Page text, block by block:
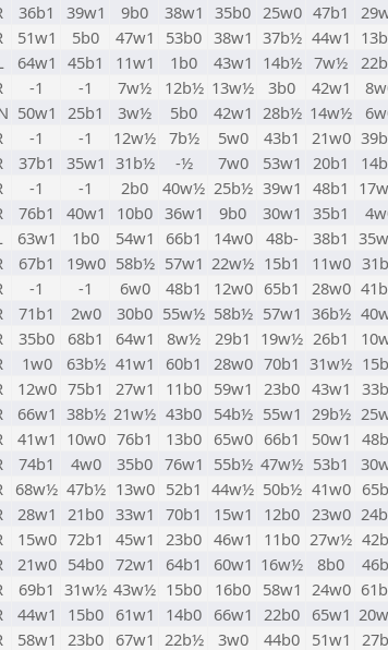
36b1 39w1 9b0 38w1 35b0 25w0 47b1
51w1 5b0 47w1 53b0 38w1 37b½ 44w1
64w1 45b1 11w1 1b0 43w1 14b½ 7w½
-1 -1 7w½ 12b½ 13w½ 3b0 42w1
50w1 25b1 3w½ 5b0 42w1 28b½ 14w½
-1 -1 12w½ 7b½ 5w0 43b1 21w0
37b1 35w1 31b½ -½ 7w0 53w1 20b1
-1 -1 2b0 40w½ 25b½ 39w1 48b1
76b1 40w1 10b0 36w1 9b0 30w1 35b1
63w1 1b0 54w1 66b1 14w0 48b- 38b1
67b1 19w0 58b½ 57w1 22w½ 15b1 11w0
-1 -1 6w0 48b1 12w0 65b1 28w0
71b1 2w0 30b0 55w½ 58b½ 57w1 36b½
35b0 68b1 64w1 8w½ 29b1 19w½ 26b1
1w0 63b½ 41w1 60b1 28w0 70b1 31w½
12w0 75b1 27w1 11b0 59w1 23b0 43w1
66w1 38b½ 21w½ 43b0 54b½ 55w1 29b½
41w1 10w0 76b1 13b0 65w0 66b1 50w1
74b1 4w0 35b0 76w1 55b½ 47w½ 53b1
68w½ 47b½ 13w0 52b1 44w½ 50b½ 41w0
28w1 21b0 33w1 70b1 15w1 12b0 23w0
15w0 72b1 45w1 23b0 46w1 11b0 27w½
21w0 54b0 72w1 64b1 60w1 16w½ 8b0
69b1 31w½ 43w½ 15b0 16b0 58w1 24w0
44w1 15b0 61w1 14b0 66w1 22b0 65w1
58w1 23b0 67w1 22b½ 3w0 44b0 51w1